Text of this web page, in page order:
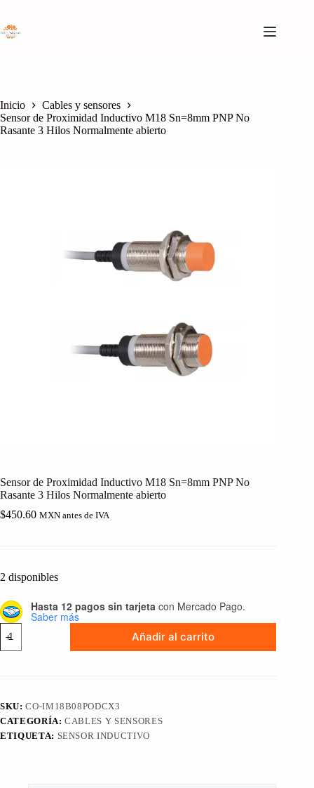
contenido
Inicio
Cables y sensores
Sensor de Proximidad Inductivo M18 Sn=8mm PNP No
Rasante 3 Hilos Normalmente abierto
Sensor de Proximidad Inductivo M18 Sn=8mm PNP No
Rasante 3 Hilos Normalmente abierto
$450.60 MXN antes de IVA
2 disponibles
Hasta 12 pagos sin tarjeta con Mercado Pago.
Saber más
Sensor
de
Proximidad
No
Rasante
3
Añadir al carrito
SKU:CO-IM18B08PODCX3
CATEGORÍA:CABLES Y SENSORES
ETIQUETA: SENSOR INDUCTIVO